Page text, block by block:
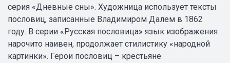
серия «Дневные сны». Художница использует тексты
пословиц, записанные Владимиром Далем в 1862
году. В серии «Русская пословица» язык изображения
нарочито наивен, продолжает стилистику «народной
картинки». Герои пословиц – крестьяне